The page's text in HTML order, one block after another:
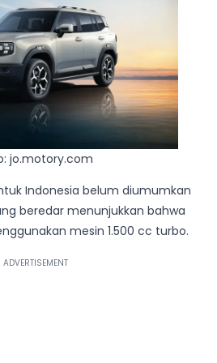
jo.motory.com
Indonesia belum diumumkan
beredar menunjukkan bahwa
mesin 1.500 cc turbo.